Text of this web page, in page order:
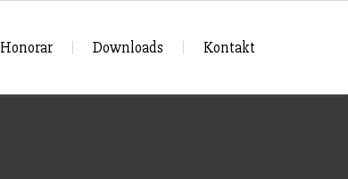
Honorar Downloads Kontakt